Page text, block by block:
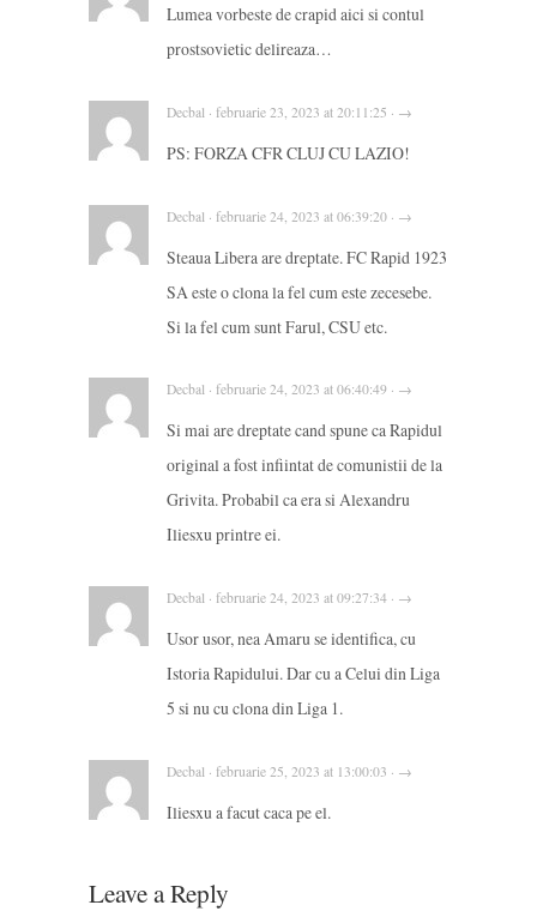
Lumea vorbeste de crapid aici si contul
prostsovietic delireaza…
Decbal · februarie 23, 2023 at 20:11:25 · →
PS: FORZA CFR CLUJ CU LAZIO!
Decbal · februarie 24, 2023 at 06:39:20 · →
Steaua Libera are dreptate. FC Rapid 1923
SA este o clona la fel cum este zecesebe.
Si la fel cum sunt Farul, CSU etc.
Decbal · februarie 24, 2023 at 06:40:49 · →
Si mai are dreptate cand spune ca Rapidul
original a fost infiintat de comunistii de la
Grivita. Probabil ca era si Alexandru
Iliesxu printre ei.
Decbal · februarie 24, 2023 at 09:27:34 · →
Usor usor, nea Amaru se identifica, cu
Istoria Rapidului. Dar cu a Celui din Liga
5 si nu cu clona din Liga 1.
Decbal · februarie 25, 2023 at 13:00:03 · →
Iliesxu a facut caca pe el.
Leave a Reply